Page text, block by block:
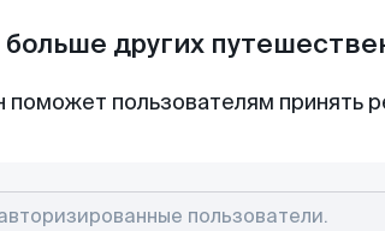
других
пользователям принять